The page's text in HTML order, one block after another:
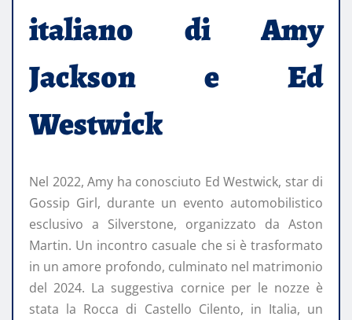
italiano di Amy
Jackson e Ed
Westwick
Nel 2022, Amy ha conosciuto Ed Westwick, star di
Gossip Girl, durante un evento automobilistico
esclusivo a Silverstone, organizzato da Aston
Martin. Un incontro casuale che si è trasformato
in un amore profondo, culminato nel matrimonio
del 2024. La suggestiva cornice per le nozze è
stata la Rocca di Castello Cilento, in Italia, un